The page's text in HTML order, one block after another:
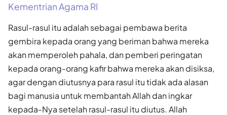
Kementrian Agama RI
Rasul-rasul itu adalah sebagai pembawa berita
gembira kepada orang yang beriman bahwa mereka
akan memperoleh pahala, dan pemberi peringatan
kepada orang-orang kafir bahwa mereka akan disiksa,
agar dengan diutusnya para rasul itu tidak ada alasan
bagi manusia untuk membantah Allah dan ingkar
kepada-Nya setelah rasul-rasul itu diutus. Allah